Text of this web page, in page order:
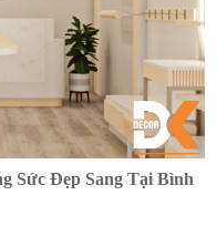
Sức Đẹp Sang Tại Bình